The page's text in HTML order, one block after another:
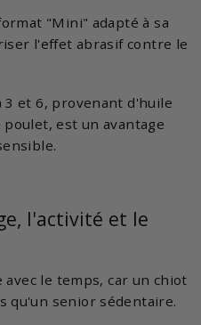
"Mini" adapté à sa
l'effet abrasif contre le
3 et 6, provenant d'huile
poulet, est un avantage
l'activité et le
le temps, car un chiot
qu'un senior sédentaire.